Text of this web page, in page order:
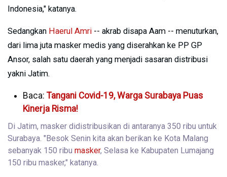
Indonesia," katanya.
Sedangkan Haerul Amri -- akrab disapa Aam -- menuturkan,
dari lima juta masker medis yang diserahkan ke PP GP
Ansor, salah satu daerah yang menjadi sasaran distribusi
yakni Jatim.
Baca: Tangani Covid-19, Warga Surabaya Puas
Kinerja Risma!
Di Jatim, masker didistribusikan di antaranya 350 ribu untuk
Surabaya. "Besok Senin kita akan berikan ke Kota Malang
sebanyak 150 ribu masker, Selasa ke Kabupaten Lumajang
150 ribu masker," katanya.